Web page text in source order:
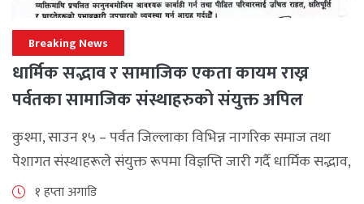
Breaking News
धार्मिक सद्भाव र सामाजिक एकता कायम राख्न
पर्वतका सामाजिक संस्थाहरुको संयुक्त अपिल
कुश्मा, साउन १५ – पर्वत जिल्लाका विभिन्न नागरिक समाज तथा
पेशागत संस्थाहरूले संयुक्त रूपमा विज्ञप्ति जारी गर्दै धार्मिक सद्भाव,
सामाजिक एकता र कानुनी शासन कायम राख्न सबै पक्षलाई संयमता
१ हप्ता अगाडि